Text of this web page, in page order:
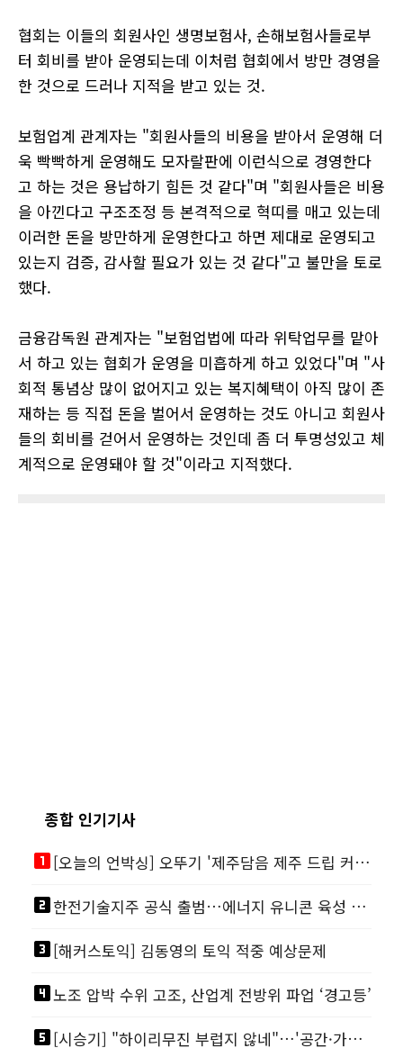
협회는 이들의 회원사인 생명보험사, 손해보험사들로부
터 회비를 받아 운영되는데 이처럼 협회에서 방만 경영을
한 것으로 드러나 지적을 받고 있는 것.
보험업계 관계자는 "회원사들의 비용을 받아서 운영해 더
욱 빡빡하게 운영해도 모자랄판에 이런식으로 경영한다
고 하는 것은 용납하기 힘든 것 같다"며 "회원사들은 비용
을 아낀다고 구조조정 등 본격적으로 혁띠를 매고 있는데
이러한 돈을 방만하게 운영한다고 하면 제대로 운영되고
있는지 검증, 감사할 필요가 있는 것 같다"고 불만을 토로
했다.
금융감독원 관계자는 "보험업법에 따라 위탁업무를 맡아
서 하고 있는 협회가 운영을 미흡하게 하고 있었다"며 "사
회적 통념상 많이 없어지고 있는 복지혜택이 아직 많이 존
재하는 등 직접 돈을 벌어서 운영하는 것도 아니고 회원사
들의 회비를 걷어서 운영하는 것인데 좀 더 투명성있고 체
계적으로 운영돼야 할 것"이라고 지적했다.
종합 인기기사
looks_one [오늘의 언박싱] 오뚜기 '제주담음 제주 드립 커피'·아워홈 ‘갓석박지’ 外
looks_two 한전기술지주 공식 출범…에너지 유니콘 육성 본격화
looks_3[해커스토익] 김동영의 토익 적중 예상문제
looks_4노조 압박 수위 고조, 산업계 전방위 파업 ‘경고등’
looks_5 [시승기] "하이리무진 부럽지 않네"…'공간·가격' 절충한 카니발 하이루프